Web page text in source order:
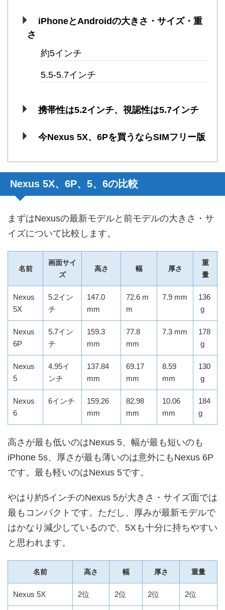
iPhoneとAndroidの大きさ・サイズ・重
さ
約5インチ
5.5-5.7インチ
携帯性は5.2インチ、視認性は5.7インチ
今Nexus 5X、6Pを買うならSIMフリー版
Nexus 5X、6P、5、6の比較
まずはNexusの最新モデルと前モデルの大きさ・サ
イズについて比較します。
名前
画面サイ
ズ
高さ 幅 厚さ
重
量
Nexus
5X
5.2イン
チ
147.0
mm
72.6 m
m
7.9 mm
136
g
Nexus
6P
5.7イン
チ
159.3
mm
77.8
mm
7.3 mm
178
g
Nexus
5
4.95イ
ンチ
137.84
mm
69.17
mm
8.59
mm
130
g
Nexus
6
6インチ
159.26
mm
82.98
mm
10.06
mm
184
g
高さが最も低いのはNexus 5、幅が最も短いのも
iPhone 5s、厚さが最も薄いのは意外にもNexus 6P
です。最も軽いのはNexus 5です。
やはり約5インチのNexus 5が大きさ・サイズ面では
最もコンパクトです。ただし、厚みが最新モデルで
はかなり減少しているので、5Xも十分に持ちやすい
と思われます。
名前 高さ 幅 厚さ 重量
Nexus 5X 2位 2位 2位 2位